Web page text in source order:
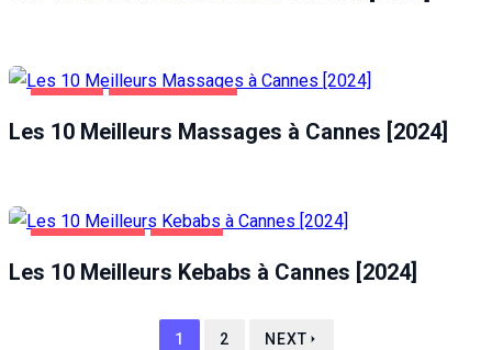
Les 10 Meilleurs Massages à Cannes [2024]
Les 10 Meilleurs Kebabs à Cannes [2024]
1 2 NEXT